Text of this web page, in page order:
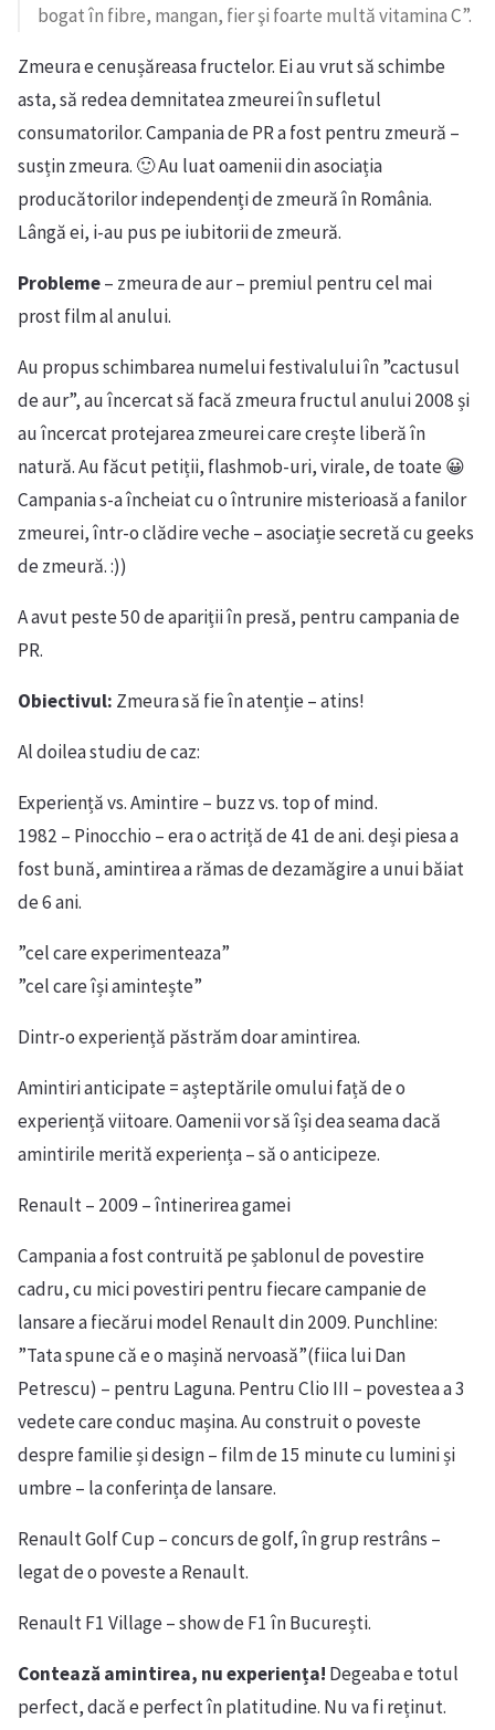
bogat în fibre, mangan, fier şi foarte multă vitamina C”.
Zmeura e cenușăreasa fructelor. Ei au vrut să schimbe
asta, să redea demnitatea zmeurei în sufletul
consumatorilor. Campania de PR a fost pentru zmeură –
susțin zmeura. 🙂 Au luat oamenii din asociația
producătorilor independenți de zmeură în România.
Lângă ei, i-au pus pe iubitorii de zmeură.
Probleme– zmeura de aur – premiul pentru cel mai
prost film al anului.
Au propus schimbarea numelui festivalului în ”cactusul
de aur”, au încercat să facă zmeura fructul anului 2008 și
au încercat protejarea zmeurei care crește liberă în
natură. Au făcut petiții, flashmob-uri, virale, de toate 😀
Campania s-a încheiat cu o întrunire misterioasă a fanilor
zmeurei, într-o clădire veche – asociație secretă cu geeks
de zmeură. :))
A avut peste 50 de apariții în presă, pentru campania de
PR.
Obiectivul: Zmeura să fie în atenție – atins!
Al doilea studiu de caz:
Experiență vs. Amintire – buzz vs. top of mind.
1982 – Pinocchio – era o actriță de 41 de ani. deși piesa a
fost bună, amintirea a rămas de dezamăgire a unui băiat
de 6 ani.
”cel care experimenteaza”
”cel care își amintește”
Dintr-o experiență păstrăm doar amintirea.
Amintiri anticipate = așteptările omului față de o
experiență viitoare. Oamenii vor să își dea seama dacă
amintirile merită experiența – să o anticipeze.
Renault – 2009 – întinerirea gamei
Campania a fost contruită pe șablonul de povestire
cadru, cu mici povestiri pentru fiecare campanie de
lansare a fiecărui model Renault din 2009. Punchline:
”Tata spune că e o mașină nervoasă”(fiica lui Dan
Petrescu) – pentru Laguna. Pentru Clio III – povestea a 3
vedete care conduc mașina. Au construit o poveste
despre familie și design – film de 15 minute cu lumini și
umbre – la conferința de lansare.
Renault Golf Cup – concurs de golf, în grup restrâns –
legat de o poveste a Renault.
Renault F1 Village – show de F1 în București.
Contează amintirea, nu experiența! Degeaba e totul
perfect, dacă e perfect în platitudine. Nu va fi reținut.